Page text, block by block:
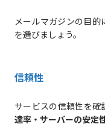
メールマガジンの目
を選びましょう。
信頼性
サービスの信頼性を確
達率・サーバーの安定